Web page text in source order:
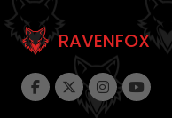
RAVENFOX